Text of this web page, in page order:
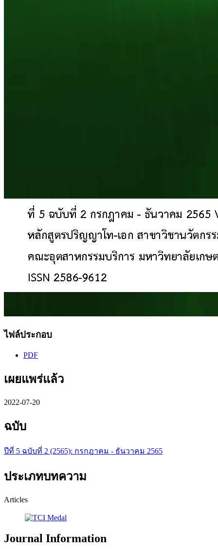
ไฟล์ประกอบ
PDF
เผยแพร่แล้ว
2022-07-20
ฉบับ
ปีที่ 5 ฉบับที่ 2 (2565): กรกฎาคม - ธันวาคม 2565
ประเภทบทความ
Articles
Journal Information